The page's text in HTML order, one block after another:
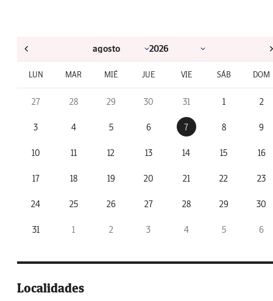
LUN MAR MIÉ JUE VIE SÁB DOM
27 28 29 30 31 1 2
3 4 5 6 7 8 9
10 11 12 13 14 15 16
17 18 19 20 21 22 23
24 25 26 27 28 29 30
31 1 2 3 4 5 6
Localidades